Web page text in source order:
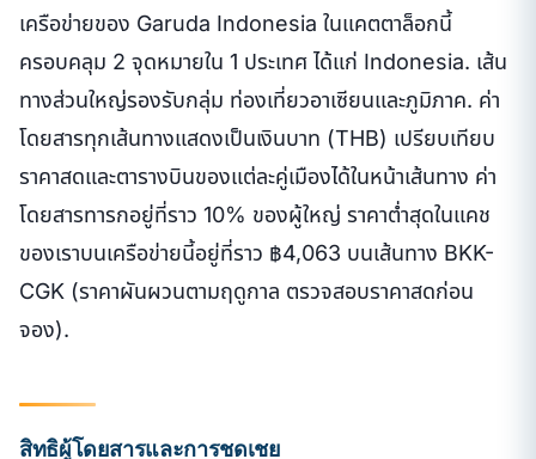
เครือข่ายของ Garuda Indonesia ในแคตตาล็อกนี้
ครอบคลุม 2 จุดหมายใน 1 ประเทศ ได้แก่ Indonesia. เส้น
ทางส่วนใหญ่รองรับกลุ่ม ท่องเที่ยวอาเซียนและภูมิภาค. ค่า
โดยสารทุกเส้นทางแสดงเป็นเงินบาท (THB) เปรียบเทียบ
ราคาสดและตารางบินของแต่ละคู่เมืองได้ในหน้าเส้นทาง ค่า
โดยสารทารกอยู่ที่ราว 10% ของผู้ใหญ่ ราคาต่ำสุดในแคช
ของเราบนเครือข่ายนี้อยู่ที่ราว ฿4,063 บนเส้นทาง BKK-
CGK (ราคาผันผวนตามฤดูกาล ตรวจสอบราคาสดก่อน
จอง).
สิทธิผู้โดยสารและการชดเชย